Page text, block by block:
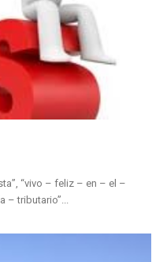
“vivo – feliz – en – el –
– tributario”...